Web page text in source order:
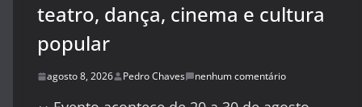
teatro, dança, cinema e cultura
popular
agosto 8, 2026 Pedro Chaves nenhum comentário